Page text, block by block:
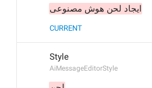
ایجاد لحن هوش مصنوعی
CURRENT
Style
AiMessageEditorStyle